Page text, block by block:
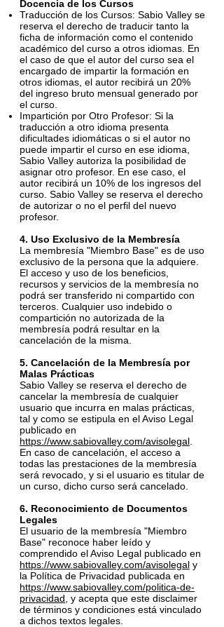
Docencia de los Cursos
Traducción de los Cursos: Sabio Valley se
reserva el derecho de traducir tanto la
ficha de información como el contenido
académico del curso a otros idiomas. En
el caso de que el autor del curso sea el
encargado de impartir la formación en
otros idiomas, el autor recibirá un 20%
del ingreso bruto mensual generado por
el curso.
Impartición por Otro Profesor: Si la
traducción a otro idioma presenta
dificultades idiomáticas o si el autor no
puede impartir el curso en ese idioma,
Sabio Valley autoriza la posibilidad de
asignar otro profesor. En ese caso, el
autor recibirá un 10% de los ingresos del
curso. Sabio Valley se reserva el derecho
de autorizar o no el perfil del nuevo
profesor.
4. Uso Exclusivo de la Membresía
La membresía "Miembro Base" es de uso
exclusivo de la persona que la adquiere.
El acceso y uso de los beneficios,
recursos y servicios de la membresía no
podrá ser transferido ni compartido con
terceros. Cualquier uso indebido o
compartición no autorizada de la
membresía podrá resultar en la
cancelación de la misma.
5. Cancelación de la Membresía por
Malas Prácticas
Sabio Valley se reserva el derecho de
cancelar la membresía de cualquier
usuario que incurra en malas prácticas,
tal y como se estipula en el Aviso Legal
publicado en
https://www.sabiovalley.com/avisolegal
En caso de cancelación, el acceso a
todas las prestaciones de la membresía
será revocado, y si el usuario es titular de
un curso, dicho curso será cancelado.
6. Reconocimiento de Documentos
Legales
El usuario de la membresía "Miembro
Base" reconoce haber leído y
comprendido el Aviso Legal publicado en
https://www.sabiovalley.com/avisolegal y
la Política de Privacidad publicada en
https://www.sabiovalley.com/politica-de-
privacidad , y acepta que este disclaimer
de términos y condiciones está vinculado
a dichos textos legales.